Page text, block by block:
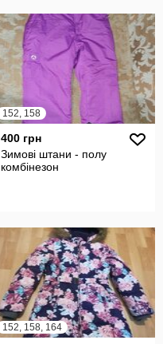
152, 158
400 грн
Зимові штани - полу
комбінезон
152, 158, 164